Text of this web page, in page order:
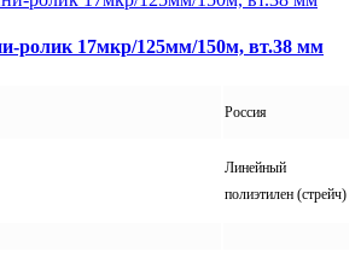
ролик 17мкр/125мм/150м, вт.38 мм
Россия
Линейный
полиэтилен (стрейч)